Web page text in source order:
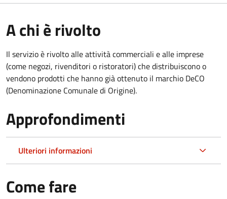
A chi è rivolto
Il servizio è rivolto alle attività commerciali e alle imprese
(come negozi, rivenditori o ristoratori) che distribuiscono o
vendono prodotti che hanno già ottenuto il marchio DeCO
(Denominazione Comunale di Origine).
Approfondimenti
Ulteriori informazioni
Come fare